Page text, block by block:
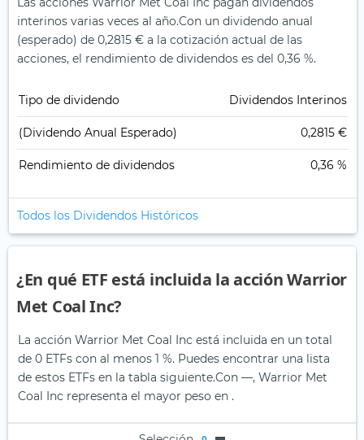
interinos varias veces al año.Con un dividendo anual
(esperado) de 0,2815 € a la cotización actual de las
acciones, el rendimiento de dividendos es del 0,36 %.
Tipo de dividendo Dividendos Interinos
(Dividendo Anual Esperado) 0,2815 €
Rendimiento de dividendos 0,36 %
Todos los Dividendos Históricos
¿En qué ETF está incluida la acción Warrior
Met Coal Inc?
La acción Warrior Met Coal Inc está incluida en un total
de 0 ETFs con al menos 1 %. Puedes encontrar una lista
de estos ETFs en la tabla siguiente.Con —, Warrior Met
Coal Inc representa el mayor peso en .